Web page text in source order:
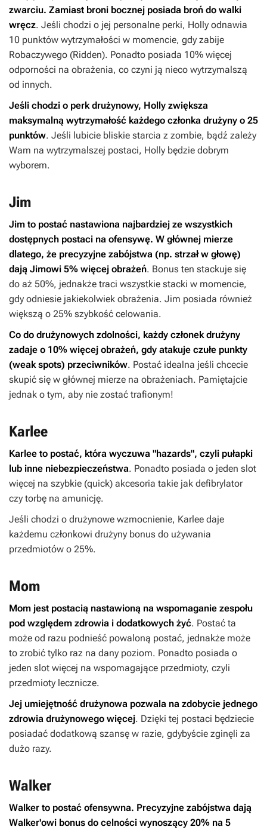
zwarciu. Zamiast broni bocznej posiada broń do walki
wręcz. Jeśli chodzi o jej personalne perki, Holly odnawia
10 punktów wytrzymałości w momencie, gdy zabije
Robaczywego (Ridden). Ponadto posiada 10% więcej
odporności na obrażenia, co czyni ją nieco wytrzymalszą
od innych.
Jeśli chodzi o perk drużynowy, Holly zwiększa
maksymalną wytrzymałość każdego członka drużyny o 25
punktów. Jeśli lubicie bliskie starcia z zombie, bądź zależy
Wam na wytrzymalszej postaci, Holly będzie dobrym
wyborem.
Jim
Jim to postać nastawiona najbardziej ze wszystkich
dostępnych postaci na ofensywę. W głównej mierze
dlatego, że precyzyjne zabójstwa (np. strzał w głowę)
dają Jimowi 5% więcej obrażeń. Bonus ten stackuje się
do aż 50%, jednakże traci wszystkie stacki w momencie,
gdy odniesie jakiekolwiek obrażenia. Jim posiada również
większą o 25% szybkość celowania.
Co do drużynowych zdolności, każdy członek drużyny
zadaje o 10% więcej obrażeń, gdy atakuje czułe punkty
(weak spots) przeciwników. Postać idealna jeśli chcecie
skupić się w głównej mierze na obrażeniach. Pamiętajcie
jednak o tym, aby nie zostać trafionym!
Karlee
Karlee to postać, która wyczuwa "hazards", czyli pułapki
lub inne niebezpieczeństwa. Ponadto posiada o jeden slot
więcej na szybkie (quick) akcesoria takie jak defibrylator
czy torbę na amunicję.
Jeśli chodzi o drużynowe wzmocnienie, Karlee daje
każdemu członkowi drużyny bonus do używania
przedmiotów o 25%.
Mom
Mom jest postacią nastawioną na wspomaganie zespołu
pod względem zdrowia i dodatkowych żyć. Postać ta
może od razu podnieść powaloną postać, jednakże może
to zrobić tylko raz na dany poziom. Ponadto posiada o
jeden slot więcej na wspomagające przedmioty, czyli
przedmioty lecznicze.
Jej umiejętność drużynowa pozwala na zdobycie jednego
zdrowia drużynowego więcej. Dzięki tej postaci będziecie
posiadać dodatkową szansę w razie, gdybyście zginęli za
dużo razy.
Walker
Walker to postać ofensywna. Precyzyjne zabójstwa dają
Walker'owi bonus do celności wynoszący 20% na 5